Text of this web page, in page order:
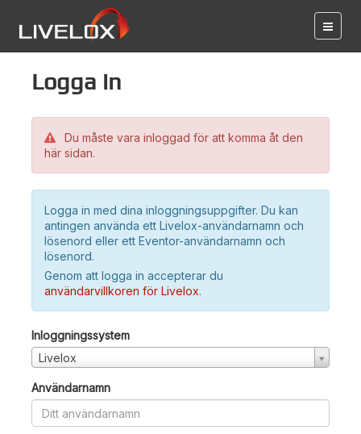
Logga in
Du måste vara inloggad för att komma åt den
här sidan.
Logga in med dina inloggningsuppgifter. Du kan
antingen använda ett Livelox-användarnamn och
lösenord eller ett Eventor-användarnamn och
lösenord.
Genom att logga in accepterar du
användarvillkoren för Livelox.
Inloggningssystem
Livelox
Användarnamn